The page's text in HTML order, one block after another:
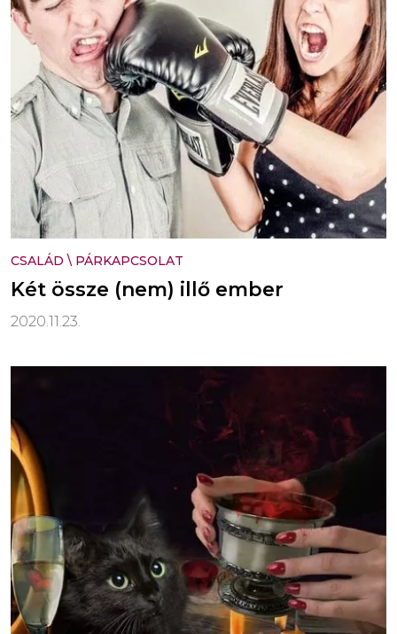
CSALÁD \ PÁRKAPCSOLAT
Két össze (nem) illő ember
2020.11.23.